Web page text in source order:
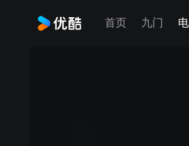
首页 九门